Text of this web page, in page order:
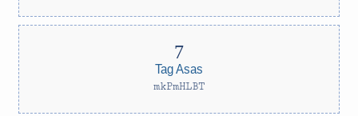
Tag Asas
mkPmHLBT